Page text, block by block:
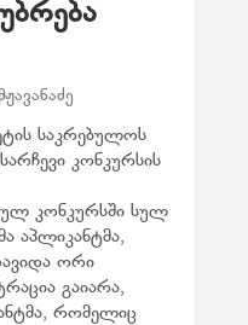
საკრებულოს
კონკურსის
კონკურსში სულ
აპლიკანტმა,
ორი
გაიარა,
რომელიც